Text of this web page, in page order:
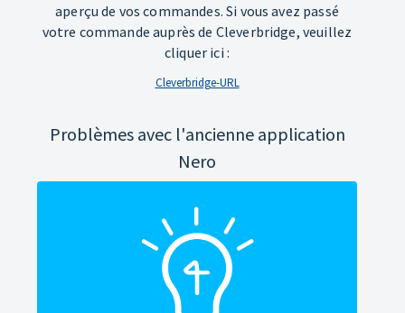
aperçu de vos commandes. Si vous avez passé
votre commande auprès de Cleverbridge, veuillez
cliquer ici :
Cleverbridge-URL
Problèmes avec l'ancienne application
Nero